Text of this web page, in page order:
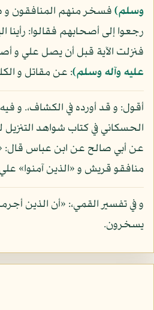
وسلم)فسخر منهم المنافقون و
رجعوا إلى أصحابهم فقالوا:
فنزلت الآية قبل أن يصل علي و
عليه وآله وسلم): عن مقاتل و
أقول: و قد أورده في الكشاف،. و
الحسكاني في كتاب شواهد التنزيل
عن أبي صالح عن ابن عباس قال:
منافقو قريش و «الذين آمنوا»
و في تفسير القمي،: «أن الذين
يسخرون.